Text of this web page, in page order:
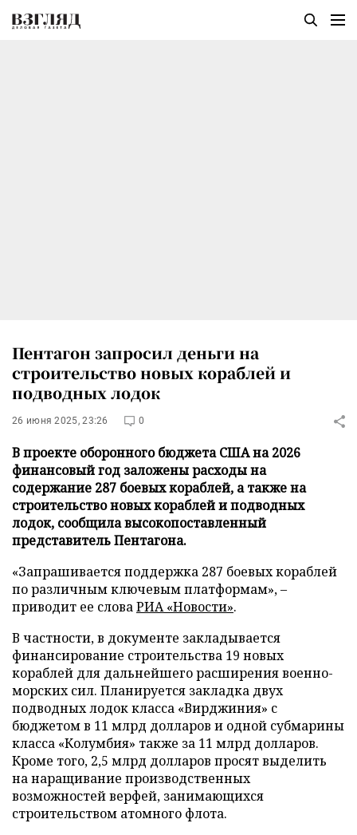
Пентагон запросил деньги на
строительство новых кораблей и
подводных лодок
26 июня 2025, 23:26 0
В проекте оборонного бюджета США на 2026
финансовый год заложены расходы на
содержание 287 боевых кораблей, а также на
строительство новых кораблей и подводных
лодок, сообщила высокопоставленный
представитель Пентагона.
«Запрашивается поддержка 287 боевых кораблей
по различным ключевым платформам», –
приводит ее словаРИА «Новости».
В частности, в документе закладывается
финансирование строительства 19 новых
кораблей для дальнейшего расширения военно-
морских сил. Планируется закладка двух
подводных лодок класса «Вирджиния» с
бюджетом в 11 млрд долларов и одной субмарины
класса «Колумбия» также за 11 млрд долларов.
Кроме того, 2,5 млрд долларов просят выделить
на наращивание производственных
возможностей верфей, занимающихся
строительством атомного флота.